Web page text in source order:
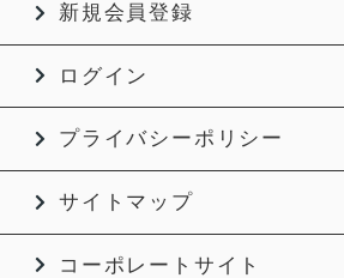
新規会員登録
ログイン
プライバシーポリシー
サイトマップ
コーポレートサイト